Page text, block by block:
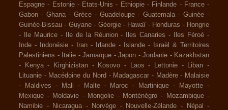
Espagne - Estonie - Etats-Unis - Ethiopie - Finlande - France -
Gabon - Ghana - Grèce - Guadeloupe - Guatemala - Guinée -
Guinée-Bissau - Guyane - Géorgie - Hawaï - Honduras - Hongrie
-
Ile Maurice - Ile de la Réunion - Iles Canaries - Iles Féroé -
Inde - Indonésie - Iran - Irlande - Islande -
Israël & Territoires
Palestiniens - Italie - Jamaïque - Japon - Jordanie - Kazakhstan
-
Kenya - Kirghizistan - Kosovo - Laos - Lettonie - Liban -
Lituanie - Macédoine du Nord - Madagascar - Madère - Malaisie
-
Maldives - Mali - Malte - Maroc - Martinique - Mayotte -
Mexique - Moldavie - Mongolie - Monténégro - Mozambique -
Namibie - Nicaragua - Norvège - Nouvelle-Zélande - Népal -